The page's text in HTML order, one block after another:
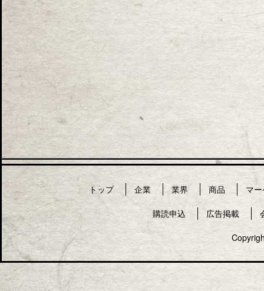
トップ 企業 業界 商品 マ
購読申込 広告掲載